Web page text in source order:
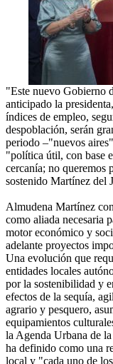
"Este nuevo Gobierno
anticipado la
índices de empleo,
despoblación, serán
periodo –"nuevos
"política útil, con base
cercanía; no queremos
sostenido Martínez del
Almudena Martínez
como aliada necesaria
motor económico y
adelante proyectos
Una evolución que
entidades locales
por la sostenibilidad y
efectos de la sequía,
agrario y pesquero,
equipamientos
la Agenda Urbana de
ha definido como una
local y "cada uno de